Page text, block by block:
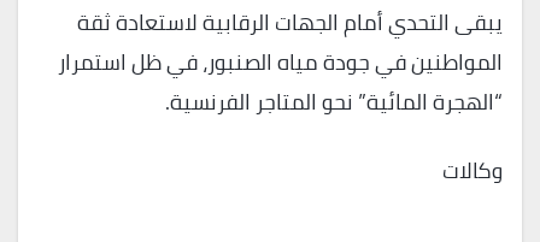
يبقى التحدي أمام الجهات الرقابية لاستعادة ثقة
المواطنين في جودة مياه الصنبور، في ظل استمرار
“الهجرة المائية” نحو المتاجر الفرنسية.
وكالات